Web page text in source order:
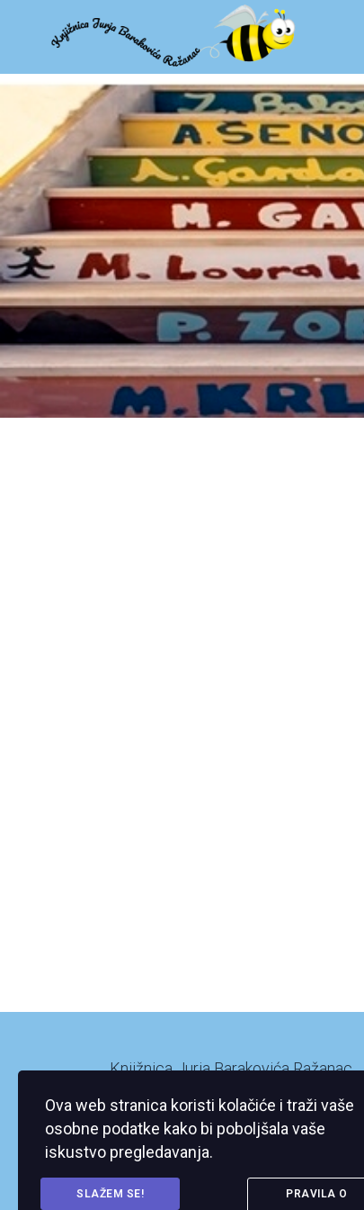
Knjižnica Jurja Barakovića Ražanac
23248 Ražanac
Ova web stranica koristi kolačiće i traži vaše
osobne podatke kako bi poboljšala vaše
iskustvo pregledavanja.
SLAŽEM SE! PRAVILA O